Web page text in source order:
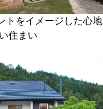
トをイメージした心地
住まい